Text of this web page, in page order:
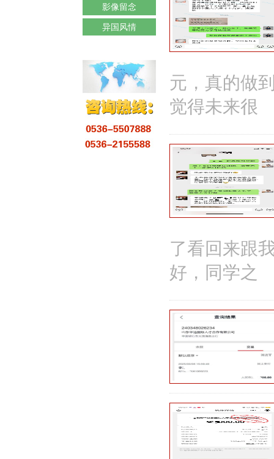
影像留念
异国风情
元，真的做
觉得未来很
了看回来跟
好，同学之